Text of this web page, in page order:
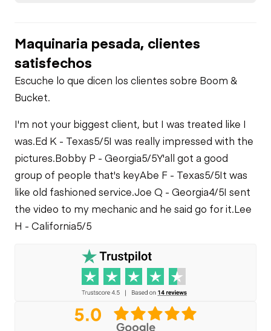
Maquinaria pesada, clientes
satisfechos
Escuche lo que dicen los clientes sobre Boom &
Bucket.
I'm not your biggest client, but I was treated like I
was.Ed K - Texas5/5I was really impressed with the
pictures.Bobby P - Georgia5/5Y'all got a good
group of people that's keyAbe F - Texas5/5It was
like old fashioned service.Joe Q - Georgia4/5I sent
the video to my mechanic and he said go for it.Lee
H - California5/5